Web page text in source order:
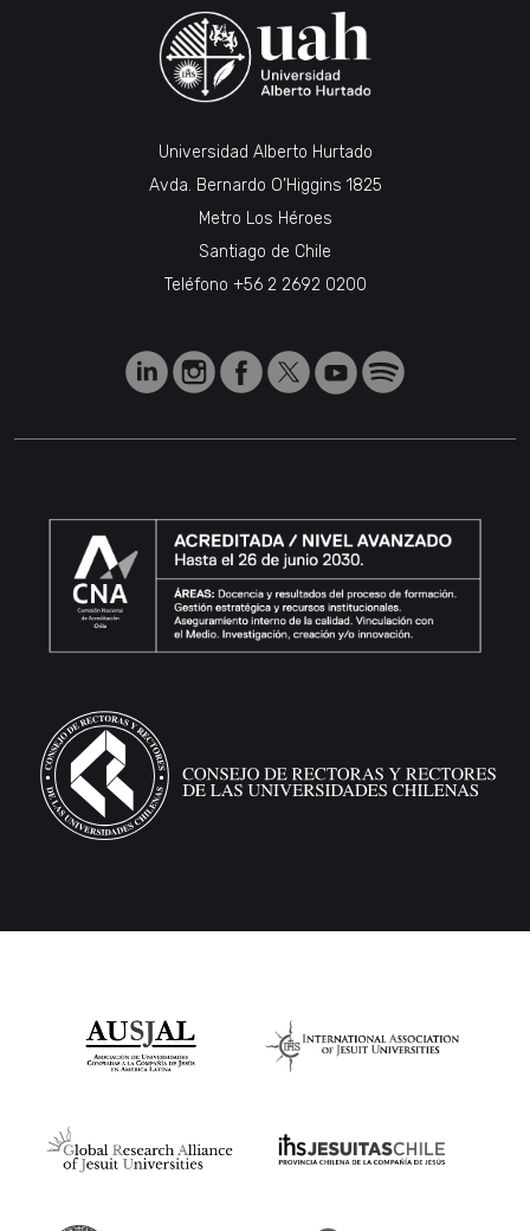
Universidad Alberto Hurtado
Avda. Bernardo O’Higgins 1825
Metro Los Héroes
Santiago de Chile
Teléfono +56 2 2692 0200